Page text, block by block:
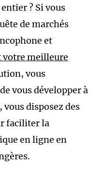
? Si vous
de marchés
et
votre meilleure
vous
vous développer à
disposez des
faciliter la
en ligne en